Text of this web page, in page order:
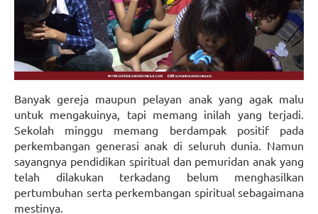
Banyak gereja maupun pelayan anak yang agak malu
untuk mengakuinya, tapi memang inilah yang terjadi.
Sekolah minggu memang berdampak positif pada
perkembangan generasi anak di seluruh dunia. Namun
sayangnya pendidikan spiritual dan pemuridan anak yang
telah dilakukan terkadang belum menghasilkan
pertumbuhan serta perkembangan spiritual sebagaimana
mestinya.